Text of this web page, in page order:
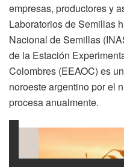
empresas, productores y
Laboratorios de Semillas
Nacional de Semillas
de la Estación
Colombres (EEAOC) es
noroeste argentino por el
procesa anualmente.